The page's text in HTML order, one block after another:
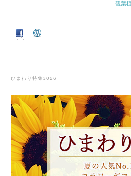
観葉
ひまわり特集2026